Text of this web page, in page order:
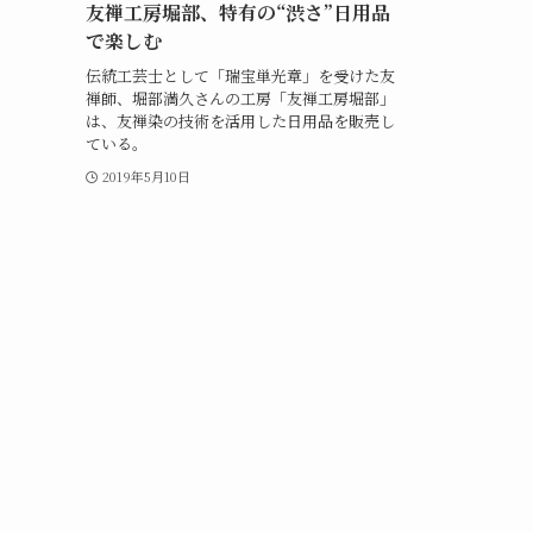
友禅工房堀部、特有の“渋さ”日用品
で楽しむ
伝統工芸士として「瑞宝単光章」を受けた友
禅師、堀部満久さんの工房「友禅工房堀部」
は、友禅染の技術を活用した日用品を販売し
ている。
2019年5月10日